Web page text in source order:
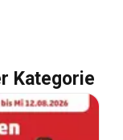
Kategorie